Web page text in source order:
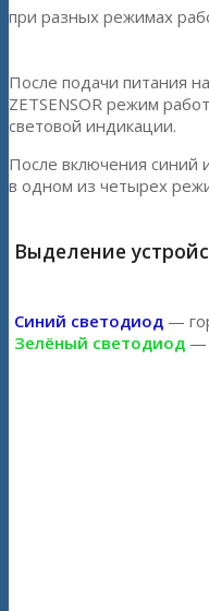
при разных режимах
После подачи питания
ZETSENSOR режим
световой индикации.
После включения синий
в одном из четырех
Выделение
Синий светодиод —
Зелёный светодиод —